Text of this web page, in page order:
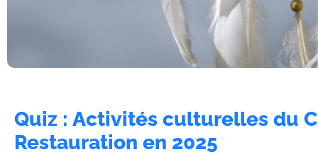
Quiz : Activités culturelles du
Restauration en 2025